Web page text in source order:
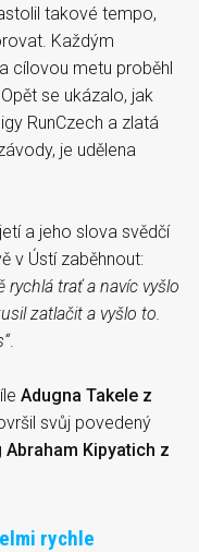
takové tempo,
Každým
cílovou metu proběhl
. Opět se ukázalo, jak
RunCzech a zlatá
je udělena
a jeho slova svědčí
v Ústí zaběhnout:
rychlá trať a navíc vyšlo
zatlačit a vyšlo to.
.
Adugna Takele z
svůj povedený
Abraham Kipyatich z
rychle